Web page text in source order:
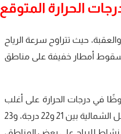
الحرارة المتوقع
حيث تتراوح سرعة الرياح
3 أمتار. وأشارت إلى فرص لسقوط أمطار خفيفة على مناطق
انخفاضًا ملحوظًا في درجات الحرارة على أغلب
الأنحاء يتراوح من 7 إلى 8 درجات مئوية، لتسجل العظمى على القاهرة والسواحل الشمالية بين 21 و22 درجة، و23